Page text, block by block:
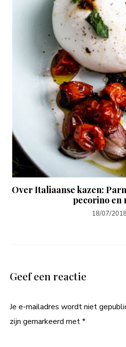
Over Italiaanse kazen:
pecorino en
18/07/2018
Geef een reactie
Je e-mailadres wordt niet
zijn gemarkeerd met*